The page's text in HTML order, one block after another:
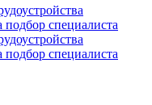
подбор специалиста
подбор специалиста